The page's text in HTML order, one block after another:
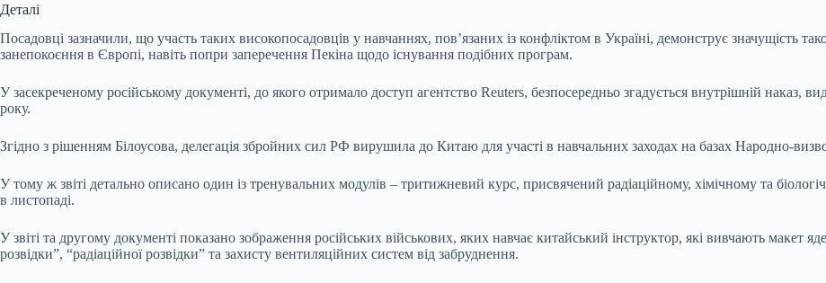
Деталі
Посадовці зазначили, що участь таких високопосадовців у навчаннях, пов’язаних із конфліктом в Україні, демонструє значущість
занепокоєння в Європі, навіть попри заперечення Пекіна щодо існування подібних програм.
У засекреченому російському документі, до якого отримало доступ агентство Reuters, безпосередньо згадується внутрішній наказ,
року.
Згідно з рішенням Білоусова, делегація збройних сил РФ вирушила до Китаю для участі в навчальних заходах на базах Народно-
У тому ж звіті детально описано один із тренувальних модулів – тритижневий курс, присвячений радіаційному, хімічному та
в листопаді.
У звіті та другому документі показано зображення російських військових, яких навчає китайський інструктор, які вивчають макет
розвідки”, “радіаційної розвідки” та захисту вентиляційних систем від забруднення.